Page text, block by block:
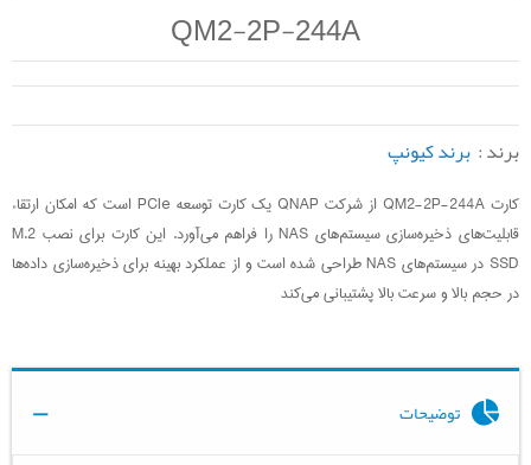
QM2-2P-244A
برند : برند کیونپ
کارت QM2-2P-244A از شرکت QNAP یک کارت توسعه PCIe است که امکان ارتقاء
قابلیت‌های ذخیره‌سازی سیستم‌های NAS را فراهم می‌آورد. این کارت برای نصب M.2
SSD در سیستم‌های NAS طراحی شده است و از عملکرد بهینه برای ذخیره‌سازی داده‌ها
در حجم بالا و سرعت بالا پشتیبانی می‌کند
توضیحات